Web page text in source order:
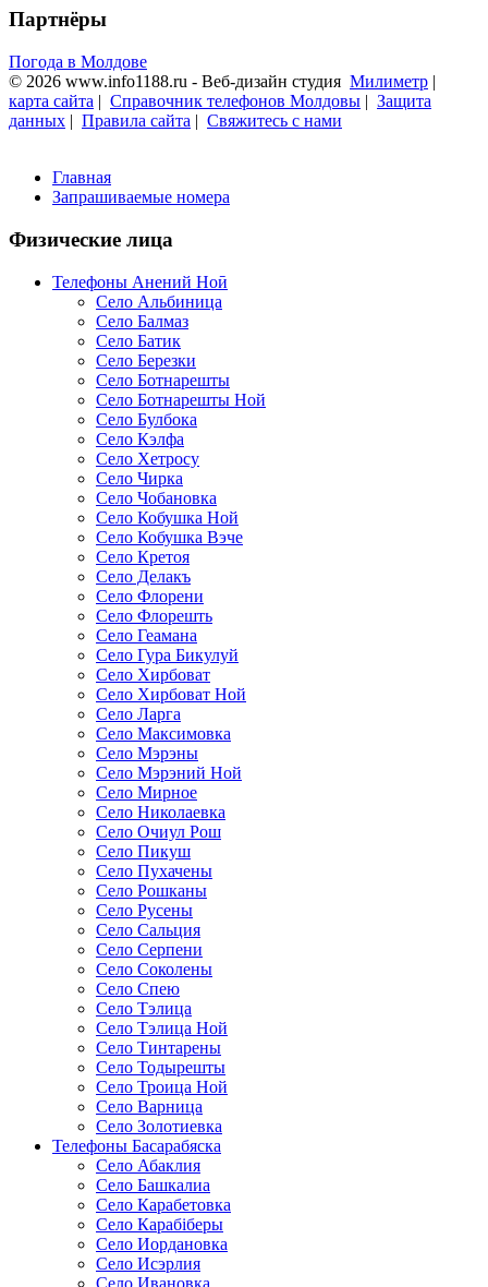
Партнёры
Погода в Молдове
© 2026 www.info1188.ru - Веб-дизайн студия Милиметр |
карта сайта | Справочник телефонов Молдовы | Защита
данных | Правила сайта | Свяжитесь с нами
Главная
Запрашиваемые номера
Физические лица
Телефоны Анений Ноӣ
Село Альбиница
Село Балмаз
Село Батик
Село Березки
Село Ботнарешты
Село Ботнарешты Ной
Село Булбока
Село Кэлфа
Село Хетросу
Село Чирка
Село Чобановка
Село Кобушка Ной
Село Кобушка Вэче
Село Кретоя
Село Делакъ
Село Флорени
Село Флорешть
Село Геамана
Село Гура Бикулуй
Село Хирбоват
Село Хирбоват Ной
Село Ларга
Село Максимовка
Село Мэрэны
Село Мэрэний Ной
Село Мирное
Село Николаевка
Село Очиул Рош
Село Пикуш
Село Пухачены
Село Рошканы
Село Русены
Село Сальция
Село Серпени
Село Соколены
Село Спею
Село Тэлица
Село Тэлица Ной
Село Тинтарены
Село Тодырешты
Село Троица Ной
Село Варница
Село Золотиевка
Телефоны Басарабяска
Село Абаклия
Село Башкалиа
Село Карабетовка
Село Карабіберы
Село Иордановка
Село Исэрлия
Село Ивановка